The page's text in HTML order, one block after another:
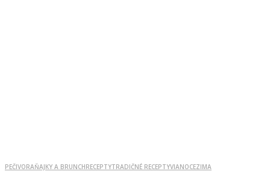
PEČIVORAŇAJKY A BRUNCHRECEPTYTRADIČNÉ RECEPTYVIANOCEZIMA